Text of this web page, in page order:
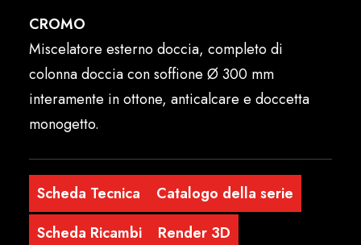
CROMO
Miscelatore esterno doccia, completo di
colonna doccia con soffione Ø 300 mm
interamente in ottone, anticalcare e doccetta
monogetto.
Scheda Tecnica
Catalogo della serie
Scheda Ricambi
Render 3D